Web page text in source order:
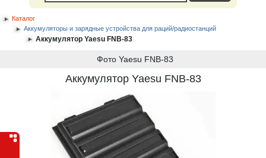
Каталог
Аккумуляторы и зарядные устройства для раций/радиостанций
Аккумулятор Yaesu FNB-83
Фото Yaesu FNB-83
Аккумулятор Yaesu FNB-83